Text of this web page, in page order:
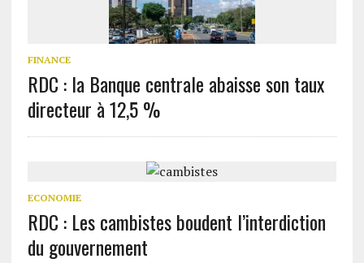
FINANCE
RDC : la Banque centrale abaisse son taux
directeur à 12,5 %
ECONOMIE
RDC : Les cambistes boudent l’interdiction
du gouvernement